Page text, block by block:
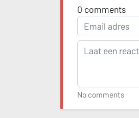
0 comments
No comments